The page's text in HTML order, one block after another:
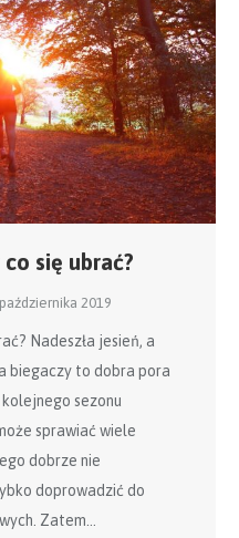
się ubrać?
2019
Nadeszła jesień, a
biegaczy to dobra pora
sezonu
sprawiać wiele
dobrze nie
doprowadzić do
Zatem…